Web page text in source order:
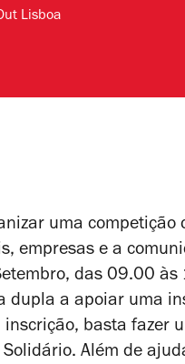
Lisboa
uma competição
empresas e a
das 09.00
dupla a apoiar uma
basta fazer
Além de